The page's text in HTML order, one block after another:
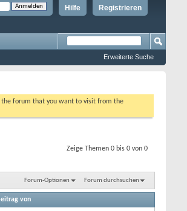
Registrieren
Hilfe
Erweiterte Suche
the forum that you want to visit from the
Zeige Themen 0 bis 0 von 0
Forum-Optionen Forum durchsuchen
von